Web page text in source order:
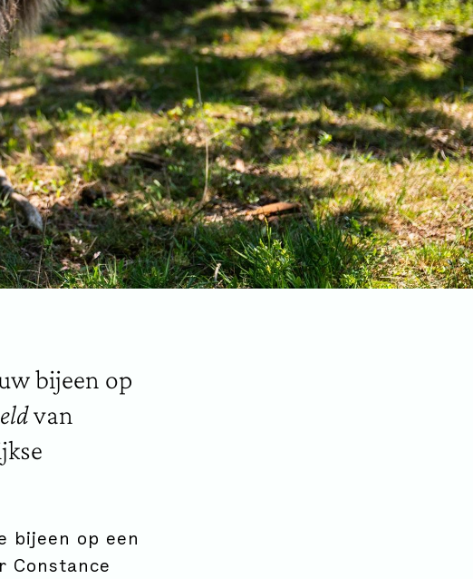
bijeen op
van
bijeen op een
Constance